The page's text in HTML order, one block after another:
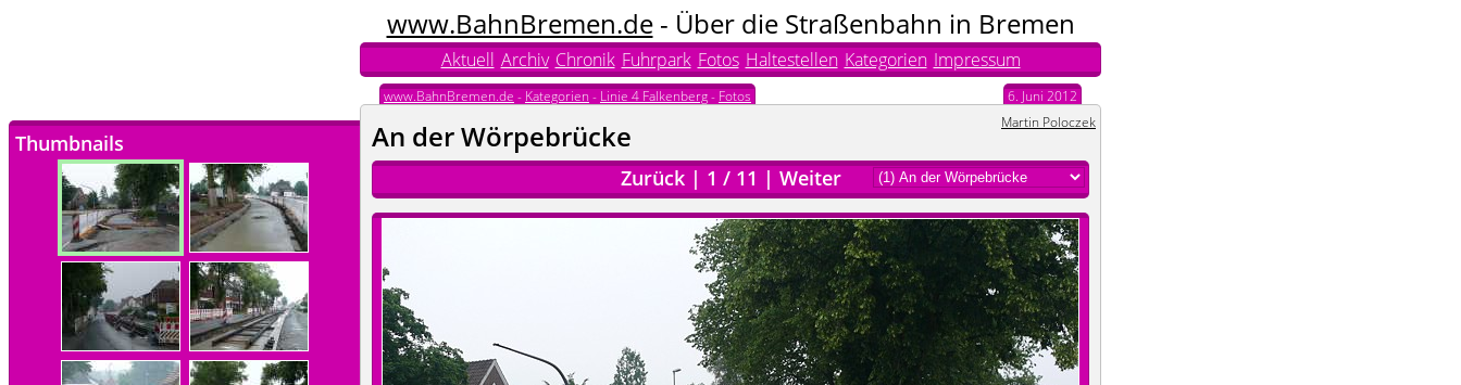
www.BahnBremen.de- Über die Straßenbahn in Bremen
Aktuell Archiv Chronik Fuhrpark Fotos Haltestellen Kategorien Impressum
Thumbnails
www.BahnBremen.de - Kategorien - Linie 4 Falkenberg- Fotos 6. Juni 2012
An der Wörpebrücke Martin Poloczek
Zurück | 1 / 11 | Weiter